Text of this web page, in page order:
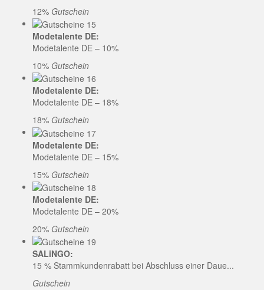
12% Gutschein
Modetalente DE:
Modetalente DE – 10%
10% Gutschein
Modetalente DE:
Modetalente DE – 18%
18% Gutschein
Modetalente DE:
Modetalente DE – 15%
15% Gutschein
Modetalente DE:
Modetalente DE – 20%
20% Gutschein
SALiNGO:
15 % Stammkundenrabatt bei Abschluss einer Daue...
Gutschein